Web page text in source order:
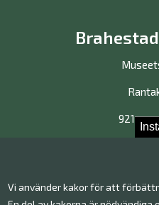
Vi använder kakor för att
92100